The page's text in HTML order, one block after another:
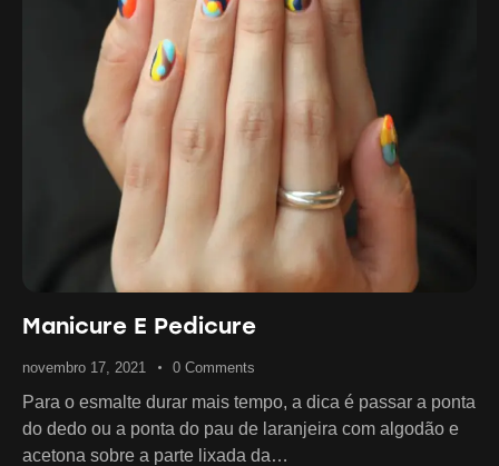
Manicure E Pedicure
novembro 17, 2021 0 Comments
Para o esmalte durar mais tempo, a dica é passar a ponta
do dedo ou a ponta do pau de laranjeira com algodão e
acetona sobre a parte lixada da…